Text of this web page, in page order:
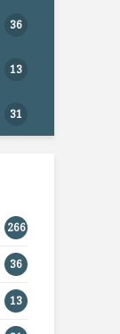
36
13
31
266
36
13